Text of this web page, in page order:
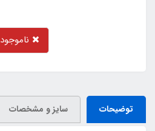
ناموجود
توضیحات سایز و مشخصات